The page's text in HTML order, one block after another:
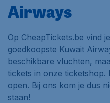
Airways
Op CheapTickets.be vind
goedkoopste Kuwait
beschikbare vluchten,
tickets in onze ticketshop.
open. Bij ons kom je dus
staan!